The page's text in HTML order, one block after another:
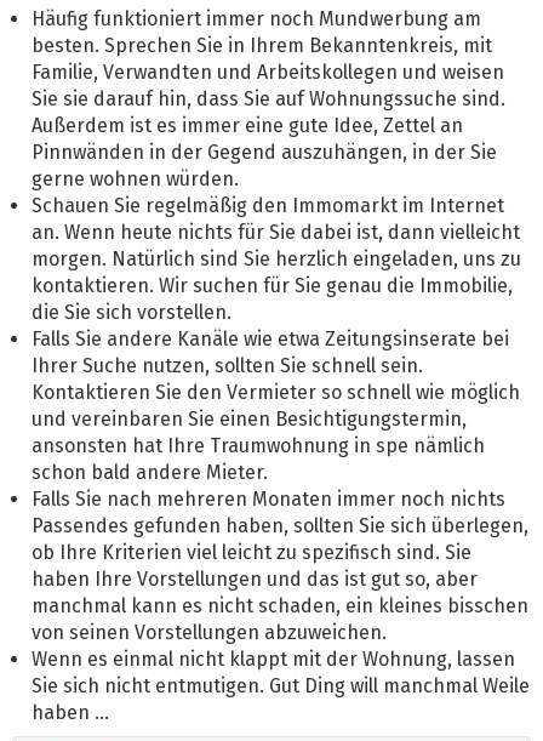
Häufig funktioniert immer noch Mundwerbung am
besten. Sprechen Sie in Ihrem Bekanntenkreis, mit
Familie, Verwandten und Arbeitskollegen und weisen
Sie sie darauf hin, dass Sie auf Wohnungssuche sind.
Außerdem ist es immer eine gute Idee, Zettel an
Pinnwänden in der Gegend auszuhängen, in der Sie
gerne wohnen würden.
Schauen Sie regelmäßig den Immomarkt im Internet
an. Wenn heute nichts für Sie dabei ist, dann vielleicht
morgen. Natürlich sind Sie herzlich eingeladen, uns zu
kontaktieren. Wir suchen für Sie genau die Immobilie,
die Sie sich vorstellen.
Falls Sie andere Kanäle wie etwa Zeitungsinserate bei
Ihrer Suche nutzen, sollten Sie schnell sein.
Kontaktieren Sie den Vermieter so schnell wie möglich
und vereinbaren Sie einen Besichtigungstermin,
ansonsten hat Ihre Traumwohnung in spe nämlich
schon bald andere Mieter.
Falls Sie nach mehreren Monaten immer noch nichts
Passendes gefunden haben, sollten Sie sich überlegen,
ob Ihre Kriterien viel leicht zu spezifisch sind. Sie
haben Ihre Vorstellungen und das ist gut so, aber
manchmal kann es nicht schaden, ein kleines bisschen
von seinen Vorstellungen abzuweichen.
Wenn es einmal nicht klappt mit der Wohnung, lassen
Sie sich nicht entmutigen. Gut Ding will manchmal Weile
haben ...